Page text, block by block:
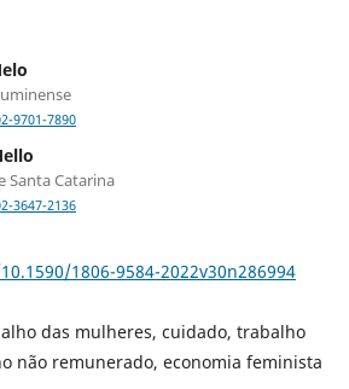
9701-7890
Santa Catarina
3647-2136
1806-9584-2022v30n286994
das mulheres, cuidado, trabalho
não remunerado, economia feminista